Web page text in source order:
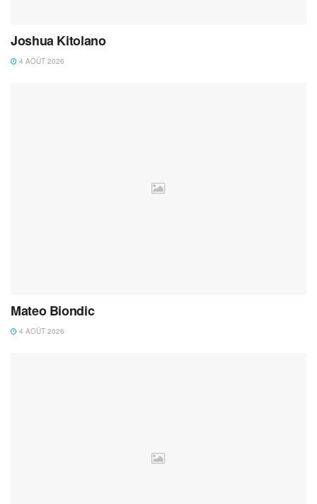
Joshua Kitolano
4 AOÛT 2026
Mateo Biondic
4 AOÛT 2026